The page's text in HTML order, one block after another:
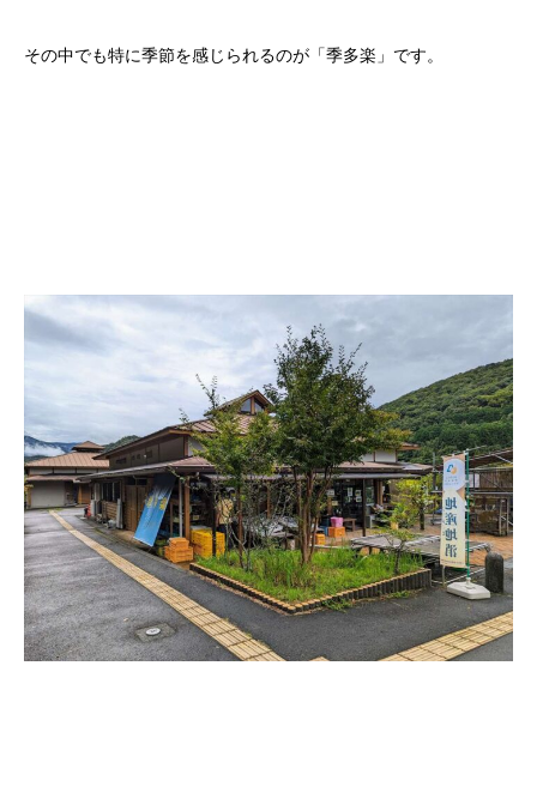
その中でも特に季節を感じられるのが「季多楽」です。